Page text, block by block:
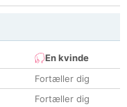
En kvinde
Fortæller dig
Fortæller dig